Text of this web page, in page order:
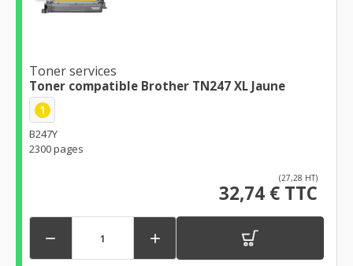
Toner services
Toner compatible Brother TN247 XL Jaune
1
B247Y
2300 pages
(27,28 HT)
32,74 € TTC
 